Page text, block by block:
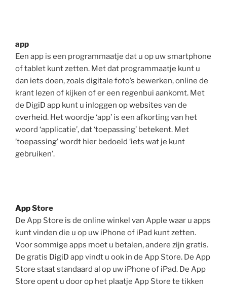
app
Een app is een programmaatje dat u op uw smartphone
of tablet kunt zetten. Met dat programmaatje kunt u
dan iets doen, zoals digitale foto’s bewerken, online de
krant lezen of kijken of er een regenbui aankomt. Met
de DigiD app kunt u inloggen opwebsites van de
overheid. Het woordje ‘app’ is een afkorting van het
woord ‘applicatie’, dat ‘toepassing’ betekent. Met
’toepassing’ wordt hier bedoeld ‘iets wat je kunt
gebruiken’.
AppStore
De App Store is de online winkel van Apple waar u apps
kunt vinden die u op uw iPhone of iPad kunt zetten.
Voor sommige apps moet u betalen, andere zijn gratis.
De gratis DigiD app vindt u ook in de App Store. De App
Store staat standaard al op uw iPhone of iPad. De App
Store opent u door op het plaatje App Store te tikken